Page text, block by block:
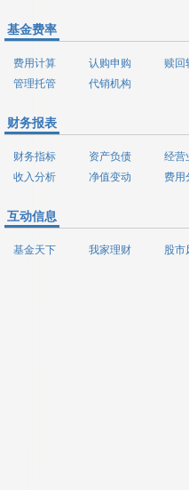
基金费率
费用计算 认购申购
赎回
管理托管
代销机构
财务报表
财务指标 资产负债
经营
收入分析
净值变动 费用
互动信息
基金天下 我家理财 股市